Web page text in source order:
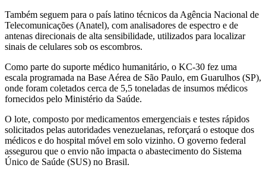
Também seguem para o país latino técnicos da Agência Nacional de
Telecomunicações (Anatel), com analisadores de espectro e de
antenas direcionais de alta sensibilidade, utilizados para localizar
sinais de celulares sob os escombros.
Como parte do suporte médico humanitário, o KC-30 fez uma
escala programada na Base Aérea de São Paulo, em Guarulhos (SP),
onde foram coletados cerca de 5,5 toneladas de insumos médicos
fornecidos pelo Ministério da Saúde.
O lote, composto por medicamentos emergenciais e testes rápidos
solicitados pelas autoridades venezuelanas, reforçará o estoque dos
médicos e do hospital móvel em solo vizinho. O governo federal
assegurou que o envio não impacta o abastecimento do Sistema
Único de Saúde (SUS) no Brasil.